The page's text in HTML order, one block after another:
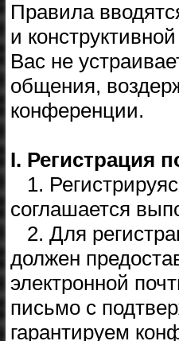
Правила
и
Вас не
общения,
конференции.
I. Регистрация
1.
соглашается
2. Для
должен
электронной
письмо с
гарантируем